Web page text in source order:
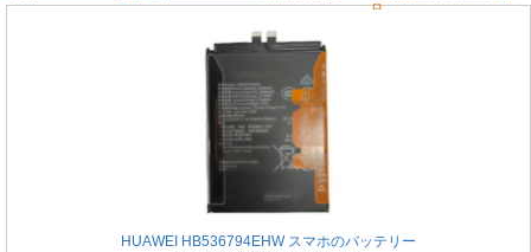
品
HUAWEI HB536794EHW スマホのバッテリー